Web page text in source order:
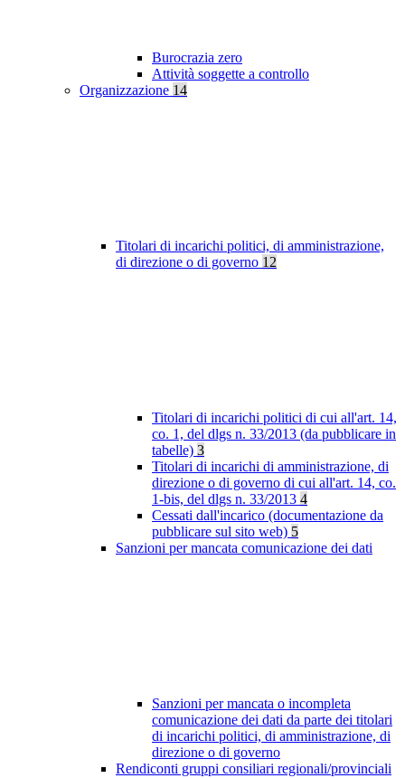
Burocrazia zero
Attività soggette a controllo
Organizzazione 14
Titolari di incarichi politici, di amministrazione,
di direzione o di governo 12
Titolari di incarichi politici di cui all'art. 14,
co. 1, del dlgs n. 33/2013 (da pubblicare in
tabelle) 3
Titolari di incarichi di amministrazione, di
direzione o di governo di cui all'art. 14, co.
1-bis, del dlgs n. 33/2013 4
Cessati dall'incarico (documentazione da
pubblicare sul sito web) 5
Sanzioni per mancata comunicazione dei dati
Sanzioni per mancata o incompleta
comunicazione dei dati da parte dei titolari
di incarichi politici, di amministrazione, di
direzione o di governo
Rendiconti gruppi consiliari regionali/provinciali